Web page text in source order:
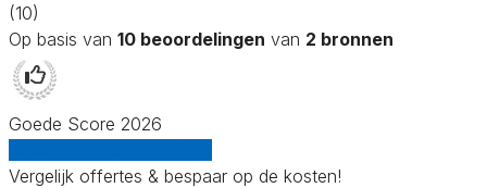
(10)
Op basis van 10 beoordelingen van 2 bronnen
Goede Score 2026
Vergelijk offertes & bespaar op de kosten!